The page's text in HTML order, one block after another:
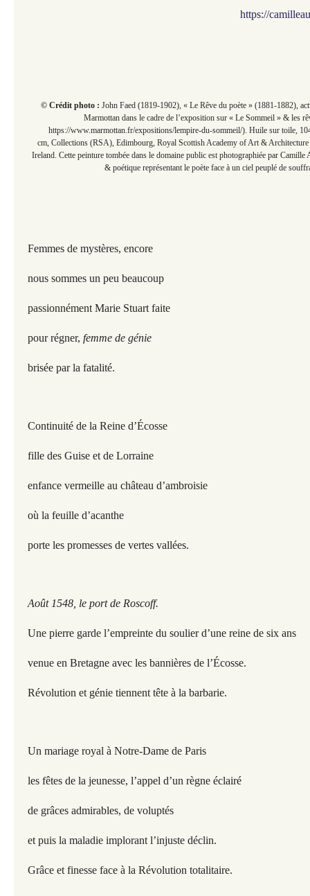
https://
© Crédit photo : John Faed (1819-1902), « Le Rêve du poète » (1881-1882),
Marmottan dans le cadre de l’exposition sur « Le Sommeil » & les
https://www.marmottan.fr/expositions/lempire-du-sommeil/). Huile sur toile,
cm, Collections (RSA), Edimbourg, Royal Scottish Academy of Art &
Ireland. Cette peinture tombée dans le domaine public est photographiée par Camille
& poétique représentant le poète face à un ciel peuplé de
Femmes de mystères, encore
nous sommes un peu beaucoup
passionnément Marie Stuart faite
pour régner, femme de génie
brisée par la fatalité.
Continuité de la Reine d’Écosse
fille des Guise et de Lorraine
enfance vermeille au château d’ambroisie
où la feuille d’acanthe
porte les promesses de vertes vallées.
Août 1548, le port de Roscoff.
Une pierre garde l’empreinte du soulier d’une reine de six ans
venue en Bretagne avec les bannières de l’Écosse.
Révolution et génie tiennent tête à la barbarie.
Un mariage royal à Notre-Dame de Paris
les fêtes de la jeunesse, l’appel d’un règne éclairé
de grâces admirables, de voluptés
et puis la maladie implorant l’injuste déclin.
Grâce et finesse face à la Révolution totalitaire.